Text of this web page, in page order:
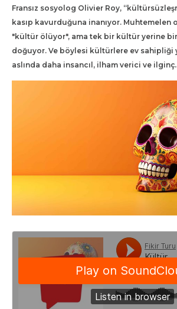
Fransız sosyolog Olivier Roy,
kasıp kavurduğuna inanıyor. Muhtemelen
"kültür ölüyor", ama tek bir kültür yerine
doğuyor. Ve böylesi kültürlere ev sahipliği
aslında daha insancıl, ilham verici ve